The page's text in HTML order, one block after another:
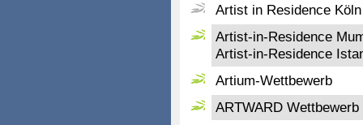
Artist in Residence Köln
Artist-in-Residence
Artist-in-Residence
Artium-Wettbewerb
ARTWARD Wettbewerb